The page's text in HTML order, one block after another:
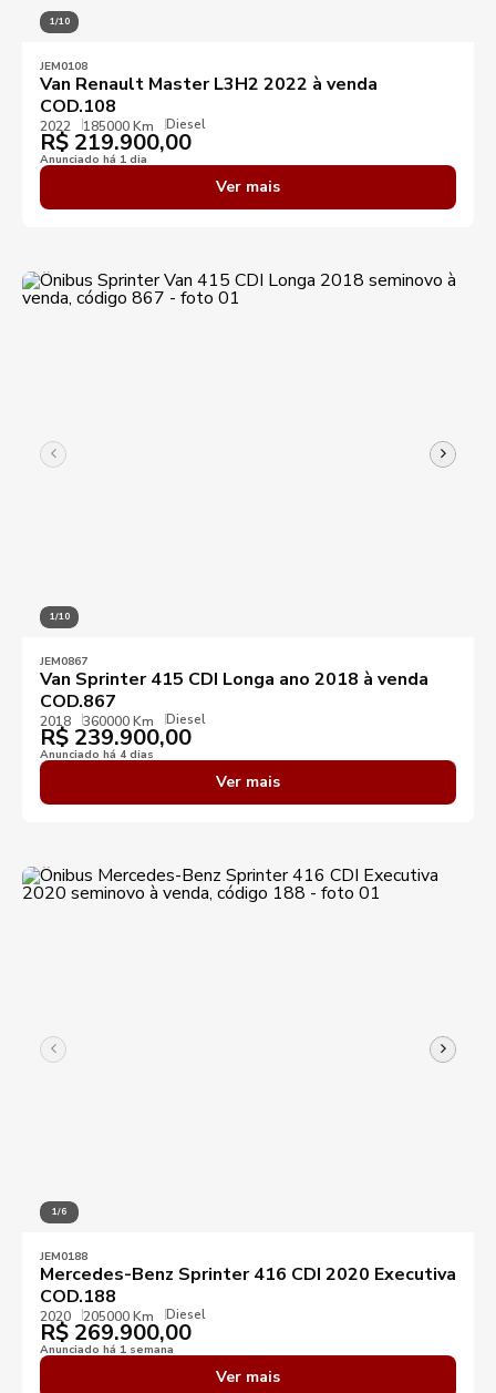
1/10
JEM0108
Van Renault Master L3H2 2022 à venda
COD.108
2022 185000 Km Diesel
R$ 219.900,00
Anunciado há 1 dia
Ver mais
1/10
JEM0867
Van Sprinter 415 CDI Longa ano 2018 à venda
COD.867
2018 360000 Km Diesel
R$ 239.900,00
Anunciado há 4 dias
Ver mais
1/6
JEM0188
Mercedes-Benz Sprinter 416 CDI 2020 Executiva
COD.188
2020 205000 Km Diesel
R$ 269.900,00
Anunciado há 1 semana
Ver mais